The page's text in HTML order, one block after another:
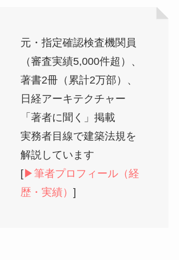
元・指定確認検査機関員
（審査実績5,000件超）、
著書2冊（累計2万部）、
日経アーキテクチャー
「著者に聞く」掲載
実務者目線で建築法規を
解説しています
[▶︎筆者プロフィール（経
歴・実績） ]